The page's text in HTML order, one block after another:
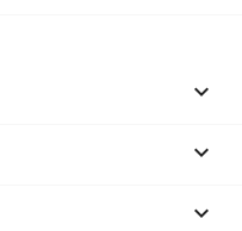


keyboard_arrow_down